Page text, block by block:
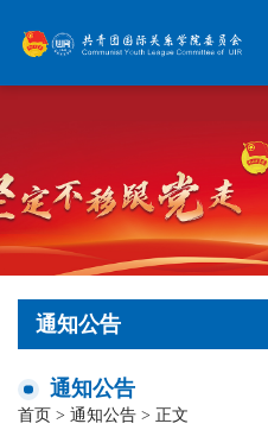
通知公告
通知公告
首页 > 通知公告 > 正文